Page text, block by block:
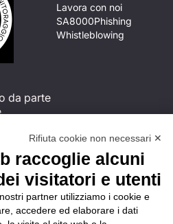
da parte
è
un
Lavora con noi
SA8000Phishing
Whistleblowing
Rifiuta cookie non necessari ✕
raccoglie alcuni
visitatori e utenti
partner utilizziamo i cookie e
accedere ed elaborare i dati